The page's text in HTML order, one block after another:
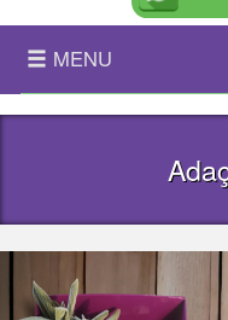
MENU
ANASAYFA
ÜRÜNLER
FOTO GALERİ